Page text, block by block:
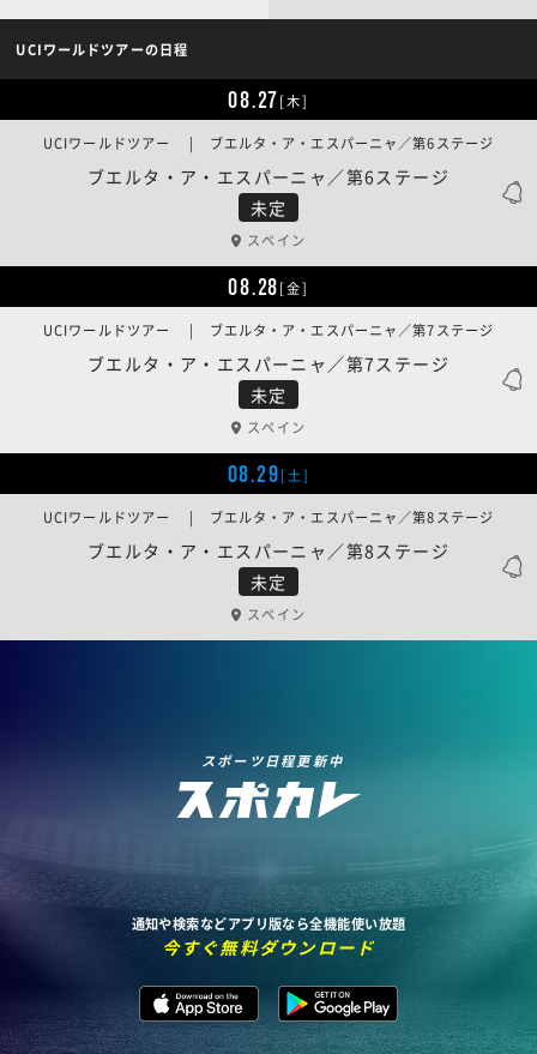
UCIワールドツアーの日程
08.27[木]
未定
ブエルタ・ア・エスパーニャ／第6ステージ
UCIワールドツアー | ブエルタ・ア・エスパーニャ／第6ステージ
スペイン
08.28[金]
未定
ブエルタ・ア・エスパーニャ／第7ステージ
UCIワールドツアー | ブエルタ・ア・エスパーニャ／第7ステージ
スペイン
08.29[土]
未定
ブエルタ・ア・エスパーニャ／第8ステージ
UCIワールドツアー | ブエルタ・ア・エスパーニャ／第8ステージ
スペイン
スポーツ日程更新中
通知や検索などアプリ版なら全機能使い放題
今すぐ無料ダウンロード